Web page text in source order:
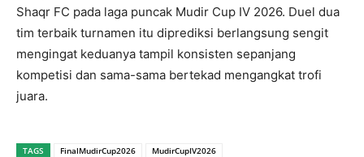
Shaqr FC pada laga puncak Mudir Cup IV 2026. Duel dua
tim terbaik turnamen itu diprediksi berlangsung sengit
mengingat keduanya tampil konsisten sepanjang
kompetisi dan sama-sama bertekad mengangkat trofi
juara.
TAGS FinalMudirCup2026 MudirCupIV2026